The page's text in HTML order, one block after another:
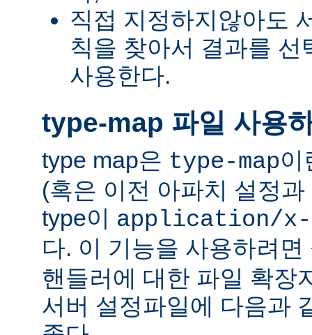
직접 지정하지않아도
칙을 찾아서 결과를
사용한다.
type-map 파일 사용
type map은 type-map이
(혹은 이전 아파치 설정
type이 application/x-
다. 이 기능을 사용하려
핸들러에 대한 파일 확장
서버 설정파일에 다음과